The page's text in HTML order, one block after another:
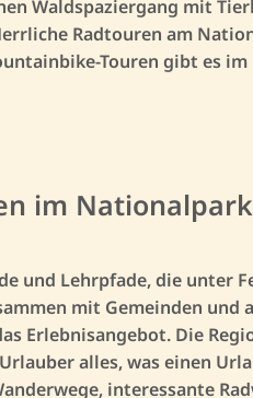
Waldspaziergang mit
Radtouren am
Touren gibt es
im
und Lehrpfade, die unter
mit Gemeinden und
Erlebnisangebot. Die
alles, was einen
interessante